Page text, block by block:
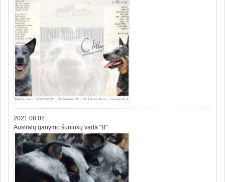
2021.08.02
Australų ganymo šuniukų vada "B"